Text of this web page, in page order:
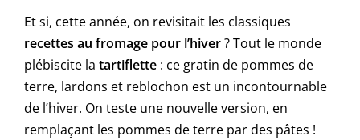
Et si, cette année, on revisitait les classiques
recettes au fromage pour l’hiver? Tout le monde
plébiscite la tartiflette : ce gratin de pommes de
terre, lardons et reblochon est un incontournable
de l’hiver. On teste une nouvelle version, en
remplaçant les pommes de terre par des pâtes !